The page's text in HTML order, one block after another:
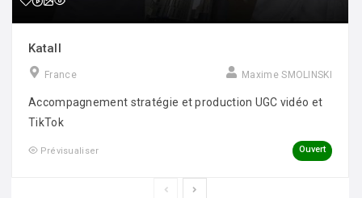
Katall
France Maxime SMOLINSKI
Accompagnement stratégie et production UGC vidéo et
TikTok
Prévisualiser Ouvert